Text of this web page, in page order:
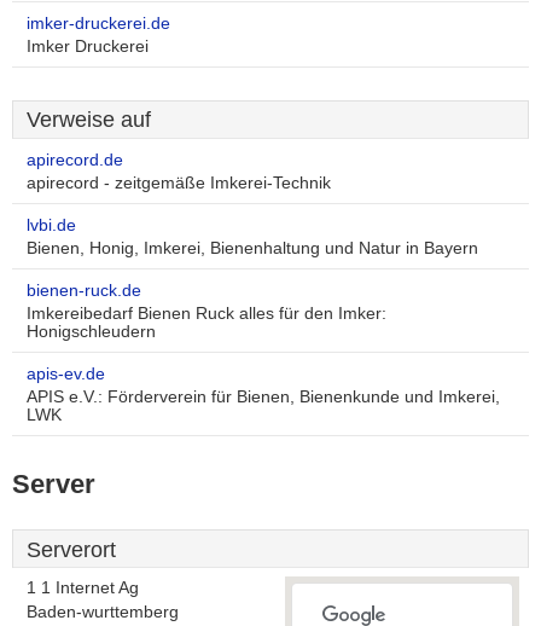
imker-druckerei.de
Imker Druckerei
Verweise auf
apirecord.de
apirecord - zeitgemäße Imkerei-Technik
lvbi.de
Bienen, Honig, Imkerei, Bienenhaltung und Natur in Bayern
bienen-ruck.de
Imkereibedarf Bienen Ruck alles für den Imker:
Honigschleudern
apis-ev.de
APIS e.V.: Förderverein für Bienen, Bienenkunde und Imkerei,
LWK
Server
Serverort
1 1 Internet Ag
Baden-wurttemberg